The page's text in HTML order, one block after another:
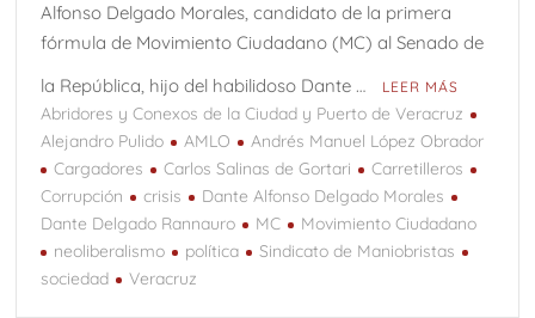
Alfonso Delgado Morales, candidato de la primera
fórmula de Movimiento Ciudadano (MC) al Senado de
la República, hijo del habilidoso Dante …
LEER MÁS
Abridores y Conexos de la Ciudad y Puerto de Veracruz
Alejandro Pulido
AMLO
Andrés Manuel López Obrador
Cargadores
Carlos Salinas de Gortari
Carretilleros
Corrupción
crisis
Dante Alfonso Delgado Morales
Dante Delgado Rannauro
MC
Movimiento Ciudadano
neoliberalismo
política
Sindicato de Maniobristas
sociedad
Veracruz